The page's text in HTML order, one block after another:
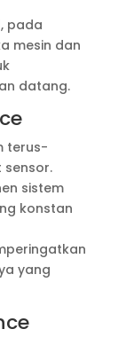
pada
mesin dan
datang.
terus-
sistem
konstan
yang